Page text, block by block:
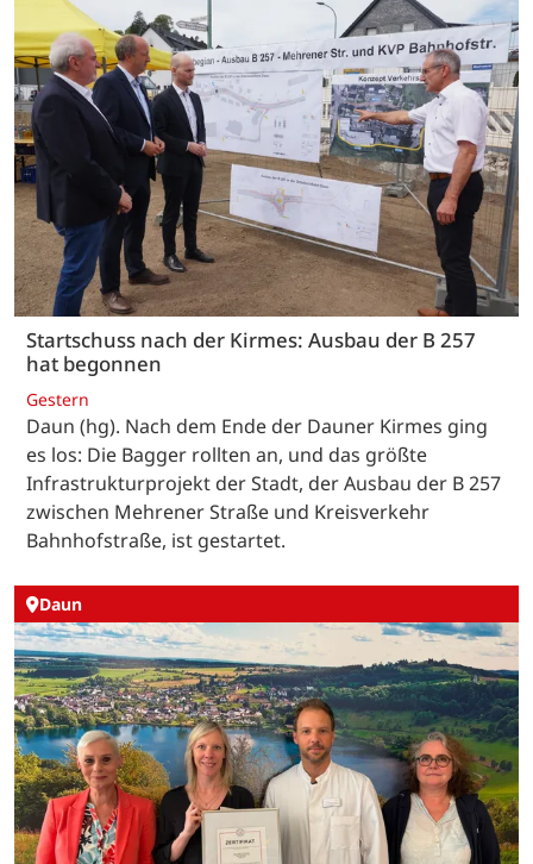
Startschuss nach der Kirmes: Ausbau der B 257
hat begonnen
Gestern
Daun (hg). Nach dem Ende der Dauner Kirmes ging
es los: Die Bagger rollten an, und das größte
Infrastrukturprojekt der Stadt, der Ausbau der B 257
zwischen Mehrener Straße und Kreisverkehr
Bahnhofstraße, ist gestartet.
Daun